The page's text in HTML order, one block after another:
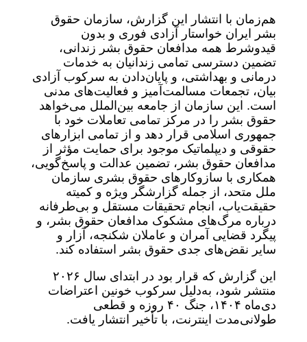
هم‌زمان با انتشار این گزارش، سازمان حقوق
بشر ایران خواستار آزادی فوری و بدون
قیدوشرط همه مدافعان حقوق بشر زندانی،
تضمین دسترسی تمامی زندانیان به خدمات
درمانی و بهداشتی، و پایان‌دادن به سرکوب آزادی
بیان، تجمعات مسالمت‌آمیز و فعالیت‌های مدنی
است. این سازمان از جامعه بین‌الملل می‌خواهد
حقوق بشر را در مرکز تمامی تعاملات خود با
جمهوری اسلامی قرار دهد و از تمامی ابزارهای
حقوقی و دیپلماتیک موجود برای حمایت مؤثر از
مدافعان حقوق بشر، تضمین عدالت و پاسخ‌گویی،
همکاری با سازوکارهای حقوق بشری سازمان
ملل متحد، از جمله گزارشگر ویژه و کمیته
حقیقت‌یاب، انجام تحقیقات مستقل و بی‌طرفانه
درباره مرگ‌های مشکوک مدافعان حقوق بشر، و
پیگرد قضایی آمران و عاملان شکنجه، آزار و
سایر نقض‌های جدی حقوق بشر استفاده کند.
این گزارش که قرار بود در ابتدای سال ۲۰۲۶
منتشر شود، به‌دلیل سرکوب خونین اعتراضات
دی‌ماه ۱۴۰۴، جنگ ۴۰ روزه و قطعی
طولانی‌مدت اینترنت، با تأخیر انتشار یافت.